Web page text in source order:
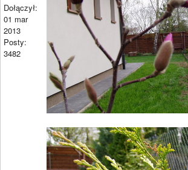
Dołączył:
01 mar
2013
Posty:
3482